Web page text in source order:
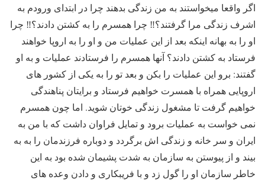
اگر واقعا میخواستند به من زندگی بدهند چرا در ابتدای ورودم به
اشرف زندگی مرا گرفتند؟‼ چرا همسرم را به کشتن دادند؟‼ چرا
او را به بهانه اینکه بعد از این عملیات من و او را به اروپا خواهند
فرستاد به کشتن دادند؟ آنها همسرم را فرستادند عملیات و به او
گفتند: برو این عملیات را بکن و بعد تو را به یکی از کشور های
اروپایی همراه با همسرت خواهیم فرستاد و برایتان پناهندگی
خواهیم گرفت تا مشغول زندگی خوتان شوید. اما چون همسرم
نمی خواست به عملیات برود و تمایل فراوان داشت که با من به
ایران و سر خانه و زندگی اش برگردد و دوباره فرزندمان را به به
بیند و از پیوستن به سازمان به شدت پشیمان شده بود به این
خاطر سازمان او را گول زد و با فریبکاری و دادن وعده های